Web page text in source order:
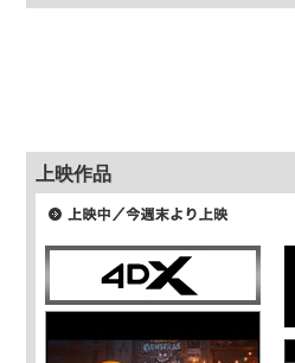
上映作品